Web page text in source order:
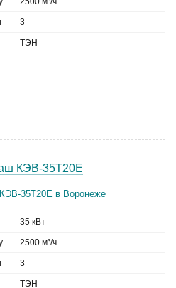
3
ТЭН
КЭВ-35Т20Е
35 кВт
2500 м³/ч
3
ТЭН